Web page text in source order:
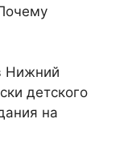
Нижний
детского
на